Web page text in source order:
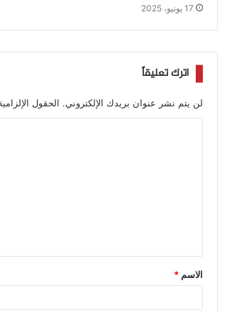
17 يونيو، 2025
اترك تعليقاً
لن يتم نشر عنوان بريدك الإلكتروني. الحقول
الاسم *